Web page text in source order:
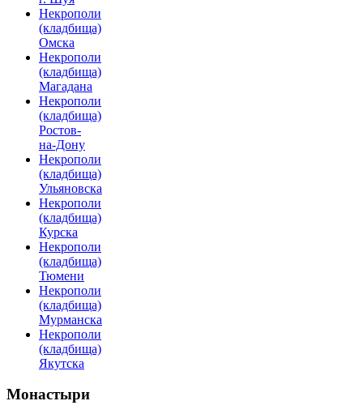
Некрополи
(кладбища)
Омска
Некрополи
(кладбища)
Магадана
Некрополи
(кладбища)
Ростов-
на-Дону
Некрополи
(кладбища)
Ульяновска
Некрополи
(кладбища)
Курска
Некрополи
(кладбища)
Тюмени
Некрополи
(кладбища)
Мурманска
Некрополи
(кладбища)
Якутска
Монастыри